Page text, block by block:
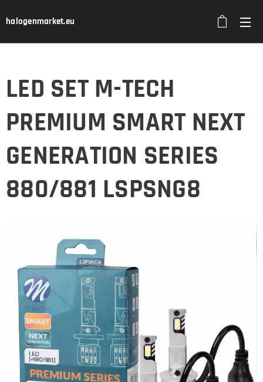
halogenmarket.eu
LED SET M-TECH
PREMIUM SMART NEXT
GENERATION SERIES
880/881 LSPSNG8